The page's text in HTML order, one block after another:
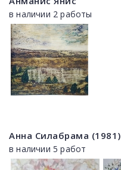
в наличии 2 работы
Анна Силабрама (1981)
в наличии 5 работ